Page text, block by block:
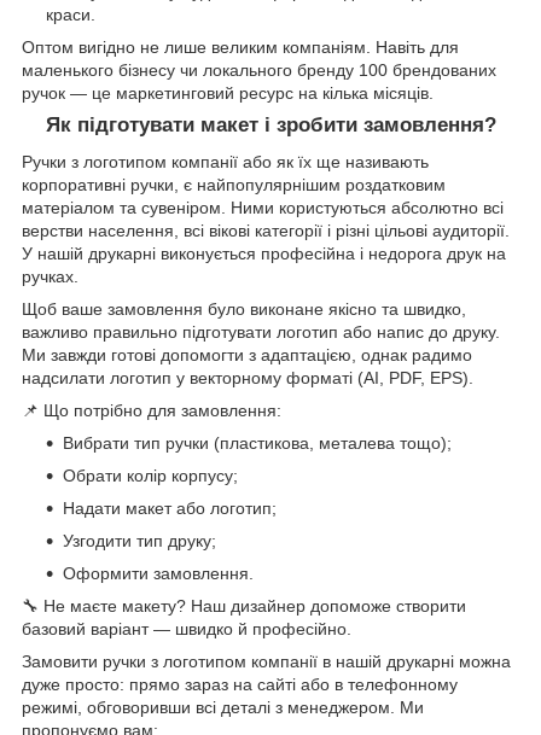
краси.
Оптом вигідно не лише великим компаніям. Навіть для
маленького бізнесу чи локального бренду 100 брендованих
ручок — це маркетинговий ресурс на кілька місяців.
Як підготувати макет і зробити замовлення?
Ручки з логотипом компанії або як їх ще називають
корпоративні ручки, є найпопулярнішим роздатковим
матеріалом та сувеніром. Ними користуються абсолютно всі
верстви населення, всі вікові категорії і різні цільові аудиторії.
У нашій друкарні виконується професійна і недорога друк на
ручках.
Щоб ваше замовлення було виконане якісно та швидко,
важливо правильно підготувати логотип або напис до друку.
Ми завжди готові допомогти з адаптацією, однак радимо
надсилати логотип у векторному форматі (AI, PDF, EPS).
📌 Що потрібно для замовлення:
Вибрати тип ручки (пластикова, металева тощо);
Обрати колір корпусу;
Надати макет або логотип;
Узгодити тип друку;
Оформити замовлення.
🔧 Не маєте макету? Наш дизайнер допоможе створити
базовий варіант — швидко й професійно.
Замовити ручки з логотипом компанії в нашій друкарні можна
дуже просто: прямо зараз на сайті або в телефонному
режимі, обговоривши всі деталі з менеджером. Ми
пропонуємо вам: